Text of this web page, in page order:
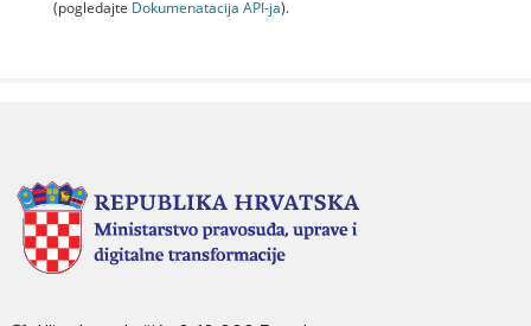
(pogledajte Dokumenаtаcijа API-jа).